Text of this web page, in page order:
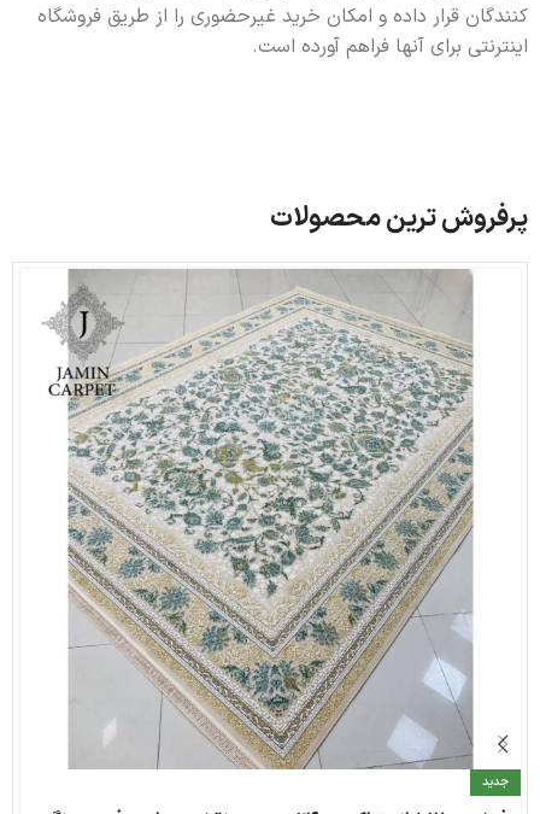
کنندگان قرار داده و امکان خرید غیرحضوری را از طریق فروشگاه
اینترنتی برای آنها فراهم آورده است.
پرفروش ترین محصولات
جدید